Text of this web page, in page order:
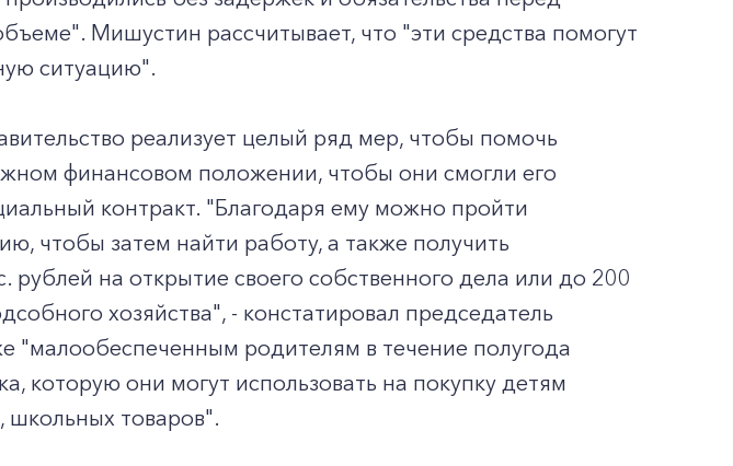
Мишустин рассчитывает, что "эти средства помогут
ситуацию".
реализует целый ряд мер, чтобы помочь
финансовом положении, чтобы они смогли его
контракт. "Благодаря ему можно пройти
чтобы затем найти работу, а также получить
на открытие своего собственного дела или до 200
хозяйства", - констатировал председатель
"малообеспеченным родителям в течение полугода
которую они могут использовать на покупку детям
товаров".